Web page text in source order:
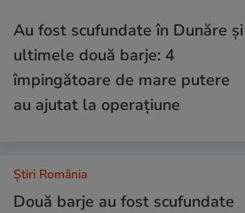
Au fost scufundate în Dunăre și
ultimele două barje: 4
împingătoare de mare putere
au ajutat la operațiune
Știri România
Două barje au fost scufundate